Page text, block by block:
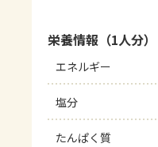
栄養情報（1人分）
エネルギー
塩分
たんぱく質